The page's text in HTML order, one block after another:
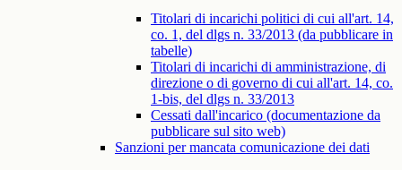
Titolari di incarichi politici di cui all'art. 14,
co. 1, del dlgs n. 33/2013 (da pubblicare in
tabelle)
Titolari di incarichi di amministrazione, di
direzione o di governo di cui all'art. 14, co.
1-bis, del dlgs n. 33/2013
Cessati dall'incarico (documentazione da
pubblicare sul sito web)
Sanzioni per mancata comunicazione dei dati